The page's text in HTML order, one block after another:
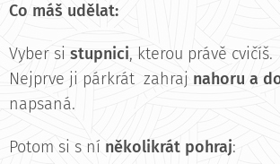
Co máš udělat:
Vyber si stupnici, kterou právě cvičíš.
Nejprve ji párkrát zahraj nahoru a
napsaná.
Potom si s ní několikrát pohraj: